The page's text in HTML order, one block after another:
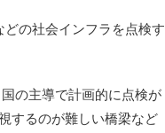
の社会インフラを点検す
の主導で計画的に点検が
するのが難しい橋梁など